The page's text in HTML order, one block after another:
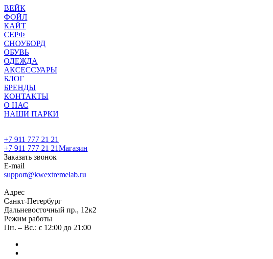
ВЕЙК
ФОЙЛ
КАЙТ
СЕРФ
СНОУБОРД
ОБУВЬ
ОДЕЖДА
АКСЕССУАРЫ
БЛОГ
БРЕНДЫ
КОНТАКТЫ
О НАС
НАШИ ПАРКИ
+7 911 777 21 21
+7 911 777 21 21Магазин
Заказать звонок
E-mail
support@kwextremelab.ru
Адрес
Санкт-Петербург
Дальневосточный пр., 12к2
Режим работы
Пн. – Вс.: с 12:00 до 21:00